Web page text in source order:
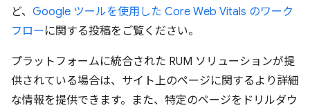
ど、 Google ツールを使用した Core Web Vitals のワーク
フロー に関する投稿をご覧ください。
プラットフォームに統合された RUM ソリューションが提
供されている場合は、サイト上のページに関するより詳細
な情報を提供できます。また、特定のページをドリルダウ